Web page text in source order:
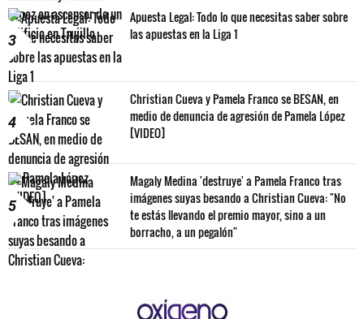
3
Apuesta Legal: Todo lo que necesitas saber sobre
las apuestas en la Liga 1
4
Christian Cueva y Pamela Franco se BESAN, en
medio de denuncia de agresión de Pamela López
[VIDEO]
5
Magaly Medina 'destruye' a Pamela Franco tras
imágenes suyas besando a Christian Cueva: "No
te estás llevando el premio mayor, sino a un
borracho, a un pegalón"